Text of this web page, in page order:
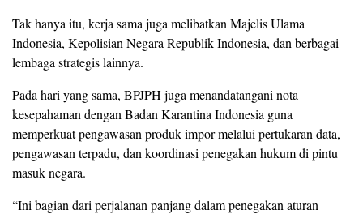
Tak hanya itu, kerja sama juga melibatkan Majelis Ulama
Indonesia, Kepolisian Negara Republik Indonesia, dan berbagai
lembaga strategis lainnya.
Pada hari yang sama, BPJPH juga menandatangani nota
kesepahaman dengan Badan Karantina Indonesia guna
memperkuat pengawasan produk impor melalui pertukaran data,
pengawasan terpadu, dan koordinasi penegakan hukum di pintu
masuk negara.
“Ini bagian dari perjalanan panjang dalam penegakan aturan